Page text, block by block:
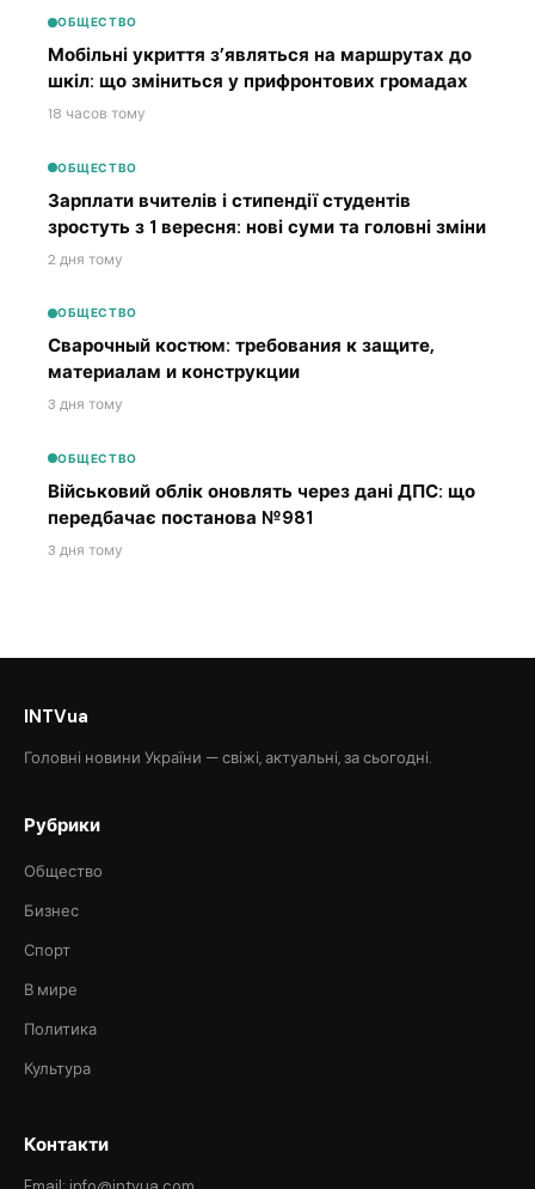
ОБЩЕСТВО
Мобільні укриття з’являться на маршрутах до
шкіл: що зміниться у прифронтових громадах
18 часов тому
ОБЩЕСТВО
Зарплати вчителів і стипендії студентів
зростуть з 1 вересня: нові суми та головні зміни
2 дня тому
ОБЩЕСТВО
Сварочный костюм: требования к защите,
материалам и конструкции
3 дня тому
ОБЩЕСТВО
Військовий облік оновлять через дані ДПС: що
передбачає постанова №981
3 дня тому
INTVua
Головні новини України — свіжі, актуальні, за сьогодні.
Рубрики
Общество
Бизнес
Спорт
В мире
Политика
Культура
Контакти